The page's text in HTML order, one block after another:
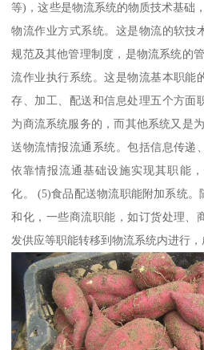
等)，这些是物流系统的物质技术基础
物流作业方式系统。这是物流的软技
规范及其他管理制度，是物流系统的
流作业执行系统。这是物流基本职能
存、加工、配送和信息处理五个方面
为商流系统服务的，而其他系统又是
送物流情报流通系统。包括信息传递
依靠情报流通基础设施实现其职能
化。 (5)食品配送物流职能附加系统
和化，一些商流职能，如订货处理、
发供应等职能转移到物流系统内进行，